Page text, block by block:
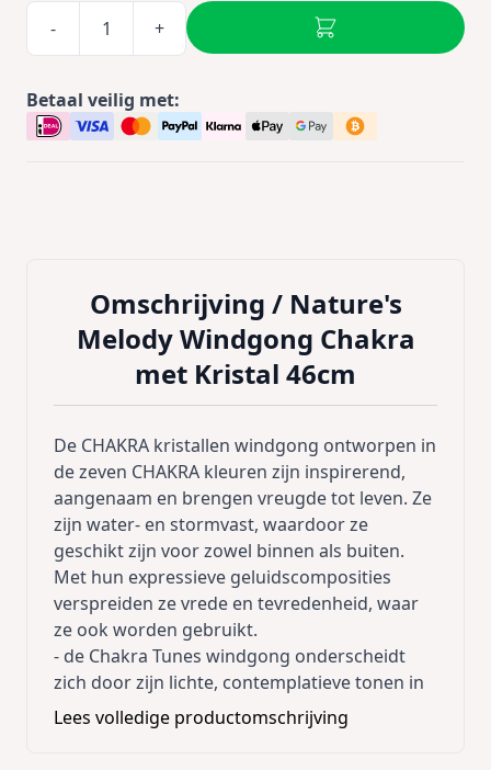
- +
Betaal veilig met:
Omschrijving / Nature's
Melody Windgong Chakra
met Kristal 46cm
De CHAKRA kristallen windgong ontworpen in
de zeven CHAKRA kleuren zijn inspirerend,
aangenaam en brengen vreugde tot leven. Ze
zijn water- en stormvast, waardoor ze
geschikt zijn voor zowel binnen als buiten.
Met hun expressieve geluidscomposities
verspreiden ze vrede en tevredenheid, waar
ze ook worden gebruikt.
- de Chakra Tunes windgong onderscheidt
zich door zijn lichte, contemplatieve tonen in
harmonie met de natuur, die onzichtbaar
worden gespeeld door de aanraking van de
Lees volledige productomschrijving